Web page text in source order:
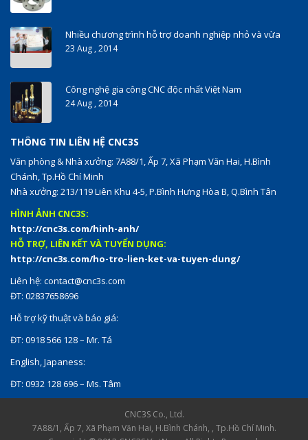
Nhiều chương trình hỗ trợ doanh nghiệp nhỏ và vừa
23 Aug , 2014
Công nghệ gia công CNC độc nhất Việt Nam
24 Aug , 2014
THÔNG TIN LIÊN HỆ CNC3S
Văn phòng & Nhà xưởng: 7A88/1, Ấp 7, Xã Phạm Văn Hai, H.Bình
Chánh, Tp.Hồ Chí Minh
Nhà xưởng: 213/119 Liên Khu 4-5, P.Bình Hưng Hòa B, Q.Bình Tân
HÌNH ẢNH CNC3S:
http://cnc3s.com/hinh-anh/
HỖ TRỢ, LIÊN KẾT VÀ TUYỂN DỤNG:
http://cnc3s.com/ho-tro-lien-ket-va-tuyen-dung/
Liên hệ: contact@cnc3s.com
ĐT: 02837658696
Hỗ trợ kỹ thuật và báo giá:
ĐT: 0918 566 128 – Mr. Tá
English, Japaness:
ĐT: 0932 128 696 – Ms. Tâm
CNC3S Co., Ltd.
7A88/1, Ấp 7, Xã Phạm Văn Hai, H.Bình Chánh, , Tp.Hồ Chí Minh.